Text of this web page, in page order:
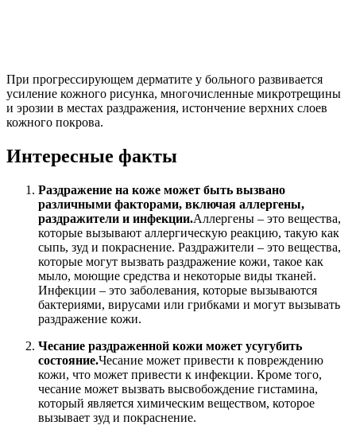
При прогрессирующем дерматите у больного развивается
усиление кожного рисунка, многочисленные микротрещины
и эрозии в местах раздражения, истончение верхних слоев
кожного покрова.
Интересные факты
Раздражение на коже может быть вызвано
различными факторами, включая аллергены,
раздражители и инфекции.Аллергены – это вещества,
которые вызывают аллергическую реакцию, такую как
сыпь, зуд и покраснение. Раздражители – это вещества,
которые могут вызвать раздражение кожи, такое как
мыло, моющие средства и некоторые виды тканей.
Инфекции – это заболевания, которые вызываются
бактериями, вирусами или грибками и могут вызывать
раздражение кожи.
Чесание раздраженной кожи может усугубить
состояние.Чесание может привести к повреждению
кожи, что может привести к инфекции. Кроме того,
чесание может вызвать высвобождение гистамина,
который является химическим веществом, которое
вызывает зуд и покраснение.